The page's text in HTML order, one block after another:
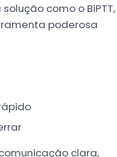
como o BiPTT,
poderosa
clara,